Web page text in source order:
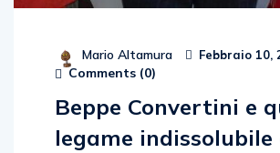
Mario Altamura Febbraio 10,
Comments (0)
Beppe Convertini e
legame indissolubile